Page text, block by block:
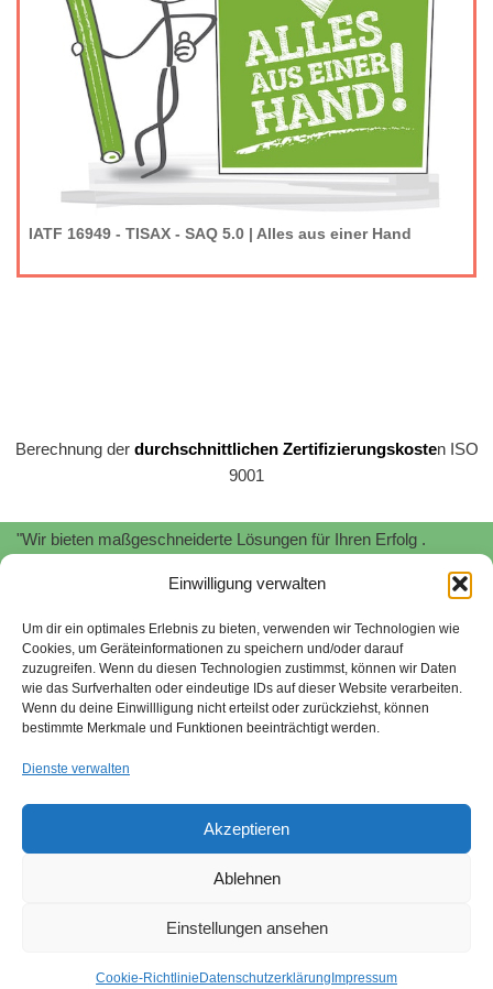
Einwilligung verwalten
Um dir ein optimales Erlebnis zu bieten, verwenden wir Technologien wie
Cookies, um Geräteinformationen zu speichern und/oder darauf
zuzugreifen. Wenn du diesen Technologien zustimmst, können wir Daten
wie das Surfverhalten oder eindeutige IDs auf dieser Website verarbeiten.
Wenn du deine Einwillligung nicht erteilst oder zurückziehst, können
bestimmte Merkmale und Funktionen beeinträchtigt werden.
Dienste verwalten
Akzeptieren
Ablehnen
Einstellungen ansehen
Cookie-Richtlinie Datenschutzerklärung Impressum
IATF 16949 - TISAX - SAQ 5.0 | Alles aus einer Hand
Berechnung der durchschnittlichen Zertifizierungskosten ISO
9001
"Wir bieten maßgeschneiderte Lösungen für Ihren Erfolg .
"Wir unterstützen Sie bei der Implementierung und Zertifizierung
vonInformationssicherheitsmanagementsystemennachISO
27001.Schützen Sie Ihre sensiblen Daten und minimieren Sie
Risiken."
Stefan Stroessenreuther | Beratung für Managementsysteme |
Nachhaltigkeitsstrategien gemäß SAQ 5.0 und EcoVadis. Wir
helfen Ihnen, ökologische und soziale Verantwortung zu
Hinweisgebersystem
Impressum